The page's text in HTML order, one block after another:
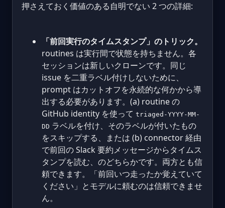
押さえておく価値のある自明でない 2 つの詳細:
「前回実行のタイムスタンプ」のトリック。
routines は実行間で状態を持ちません。各
セッションは新しいクローンです。同じ
issue を二重ラベル付けしないために、
prompt はカットオフを永続的な何かから導
出する必要があります。(a) routine の
GitHub identity を使って triaged-YYYY-MM-
DD ラベルを付け、そのラベルが付いたもの
をスキップする、または (b) connector 経由
で前回の Slack 要約メッセージからタイムス
タンプを読む、のどちらかです。両方とも信
頼できます。「前回いつ走ったか覚えていて
ください」とモデルに頼むのは信頼できませ
ん。